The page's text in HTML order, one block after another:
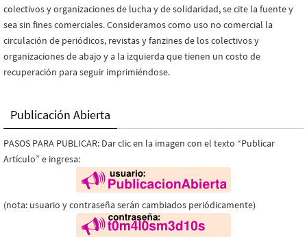
colectivos y organizaciones de lucha y de solidaridad, se cite la fuente y
sea sin fines comerciales. Consideramos como uso no comercial la
circulación de periódicos, revistas y fanzines de los colectivos y
organizaciones de abajo y a la izquierda que tienen un costo de
recuperación para seguir imprimiéndose.
Publicación Abierta
PASOS PARA PUBLICAR: Dar clic en la imagen con el texto “Publicar
Artículo” e ingresa:
(nota: usuario y contraseña serán cambiados periódicamente)